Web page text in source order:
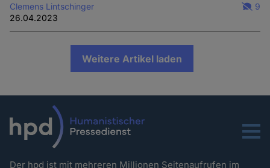
Clemens Lintschinger
26.04.2023
9
Weitere Artikel laden
Menu
Der hpd ist mit mehreren Millionen Seitenaufrufen im